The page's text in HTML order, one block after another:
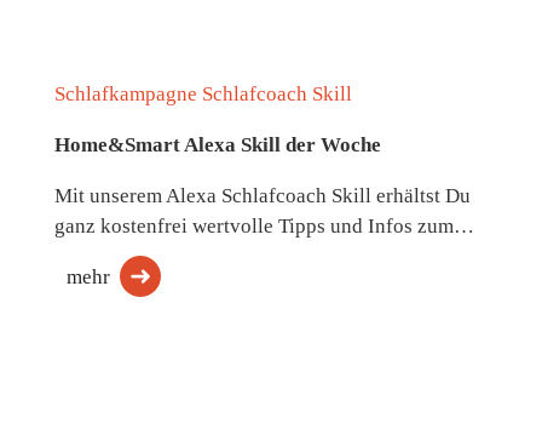
Schlafkampagne Schlafcoach Skill
Home&Smart Alexa Skill der Woche
Mit unserem Alexa Schlafcoach Skill erhältst Du
ganz kostenfrei wertvolle Tipps und Infos zum…
mehr